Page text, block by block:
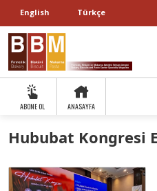
English Türkçe
ABONE OL ANASAYFA
Hububat Kongresi